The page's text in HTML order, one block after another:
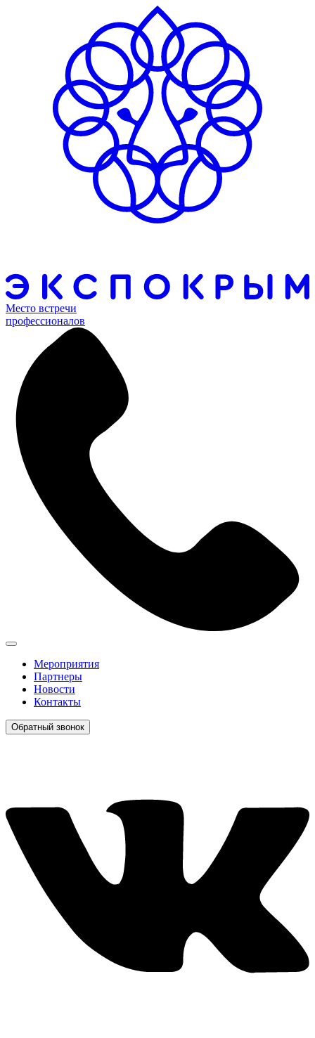
Место встречи
профессионалов
Мероприятия
Партнеры
Новости
Контакты
Обратный звонок